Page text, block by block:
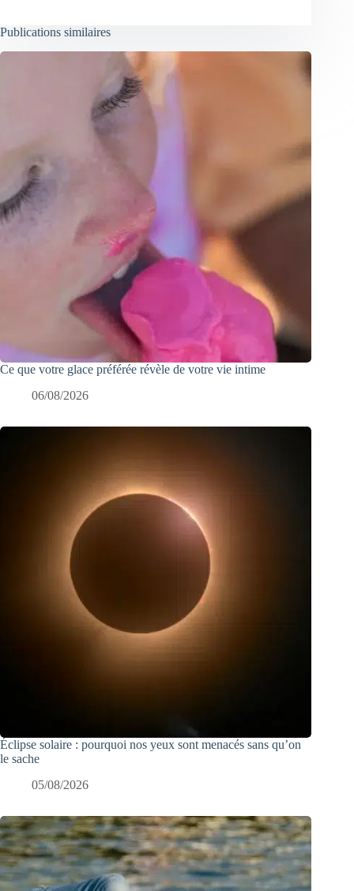
Publications similaires
Ce que votre glace préférée révèle de votre vie intime
06/08/2026
Éclipse solaire : pourquoi nos yeux sont menacés sans qu’on
le sache
05/08/2026